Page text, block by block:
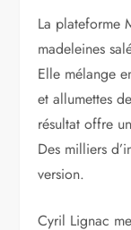
La plateforme
madeleines
Elle mélange
et allumettes
résultat offre
Des milliers
version.
Cyril Lignac